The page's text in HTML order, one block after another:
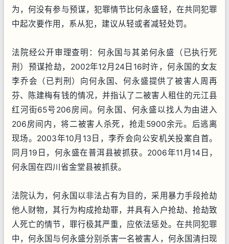
为，何没有参与预谋，犯罪情节比何永盛轻，在共同犯罪
中起次要作用，系从犯，建议从轻或者减轻处罚。
法院经公开审理查明：何永国与其弟何永盛（已执行死
刑）预谋抢劫，2002年12月24日16时许，何永国的女友
李乔会（已判刑）向何永国、何永盛提供了被害人周再
芬、陈建梅有钱的情况，并指认了二被害人租住的元江县
红河街65号206房间。何永国、何永盛以找人为由进入
206房间内，将二被害人杀死，抢走5900余元。后逃离
现场。2003年10月13日，李乔会向公安机关投案自首。
同月19日，何永盛在普洱县被抓获。2006年11月14日，
何永国在四川省金堂县被抓获。
法院认为，何永国以非法占有为目的，采用暴力手段抢劫
他人财物，其行为构成抢劫罪，并具有入户抢劫、抢劫致
人死亡的情节，罪行极其严重，应依法惩处。在共同犯罪
中，何永国与何永盛分别杀害一名被害人，何永国清扫现